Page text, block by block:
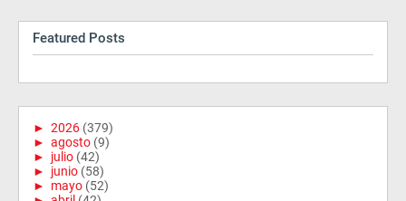
Featured Posts
► 2026 (379)
► agosto (9)
► julio (42)
► junio (58)
► mayo (52)